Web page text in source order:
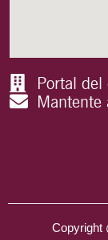
Portal del
Mantente
Copyright